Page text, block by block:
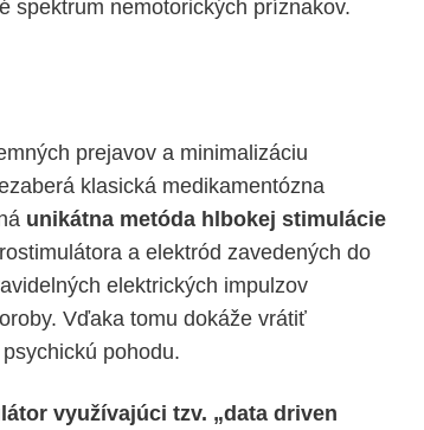
spektrum nemotorických príznakov.
prejavov a minimalizáciu
klasická medikamentózna
unikátna metóda hlbokej stimulácie
a elektród zavedených do
elektrických impulzov
Vďaka tomu dokáže vrátiť
pohodu.
využívajúci tzv. „data driven